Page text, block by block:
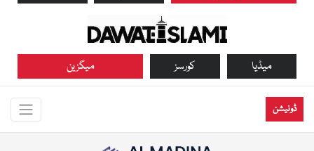
میگزین کورسز میڈیا
ڈونیشن